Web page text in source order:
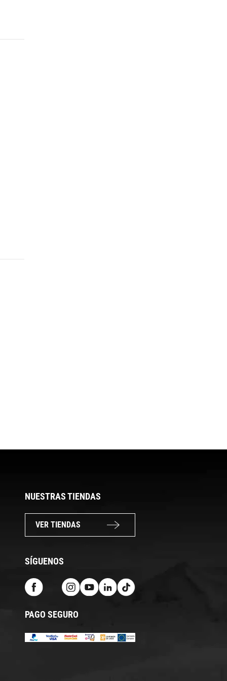
NUESTRAS TIENDAS
VER TIENDAS
SÍGUENOS
PAGO SEGURO